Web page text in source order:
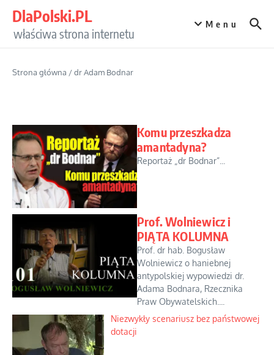
DlaPolski.PL
właściwa strona internetu
Menu
Strona główna /dr Adam Bodnar
Komu przeszkadza
amantadyna?
Reportaż „dr Bodnar”...
Prof. Wolniewicz i
PIĄTA KOLUMNA
Prof. dr hab. Bogusław
Wolniewicz o haniebnej
antypolskiej wypowiedzi dr.
Adama Bodnara, Rzecznika
Praw Obywatelskich....
Niezwykły scenariusz bez państwowej
dotacji